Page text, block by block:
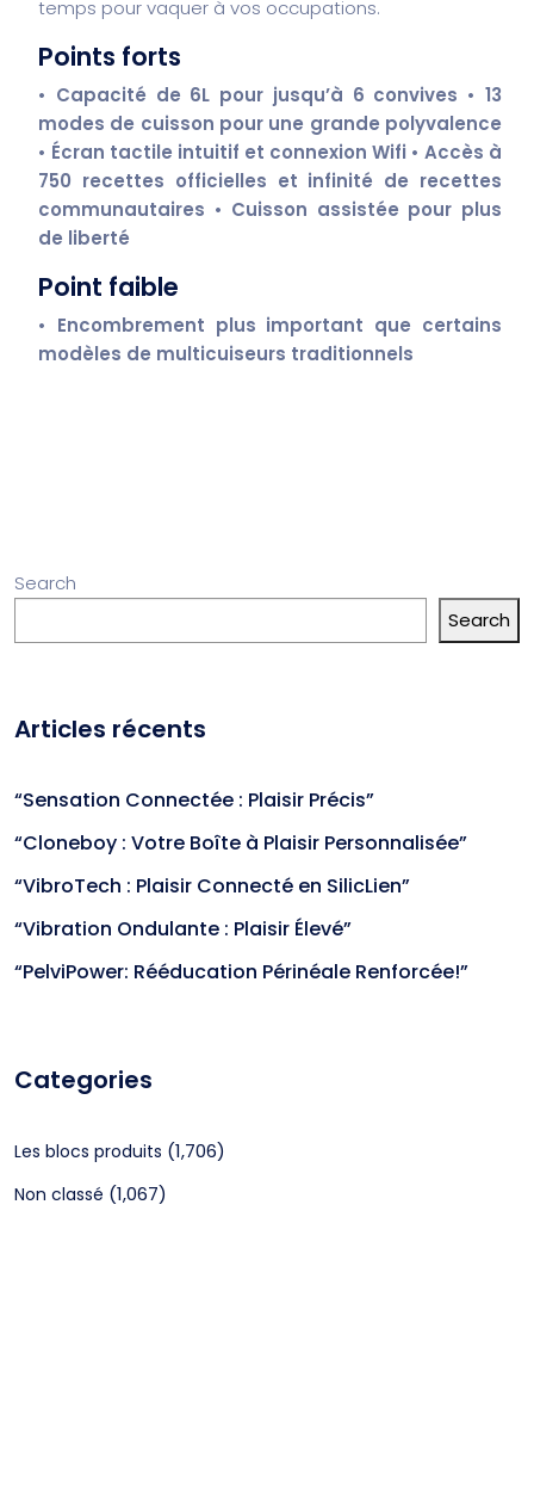
temps pour vaquer à vos occupations.
Points forts
• Capacité de 6L pour jusqu’à 6 convives • 13
modes de cuisson pour une grande polyvalence
• Écran tactile intuitif et connexion Wifi • Accès à
750 recettes officielles et infinité de recettes
communautaires • Cuisson assistée pour plus
de liberté
Point faible
• Encombrement plus important que certains
modèles de multicuiseurs traditionnels
Search
Search
Articles récents
“Sensation Connectée : Plaisir Précis”
“Cloneboy : Votre Boîte à Plaisir Personnalisée”
“VibroTech : Plaisir Connecté en SilicLien”
“Vibration Ondulante : Plaisir Élevé”
“PelviPower: Rééducation Périnéale Renforcée!”
Categories
Les blocs produits (1,706)
Non classé (1,067)